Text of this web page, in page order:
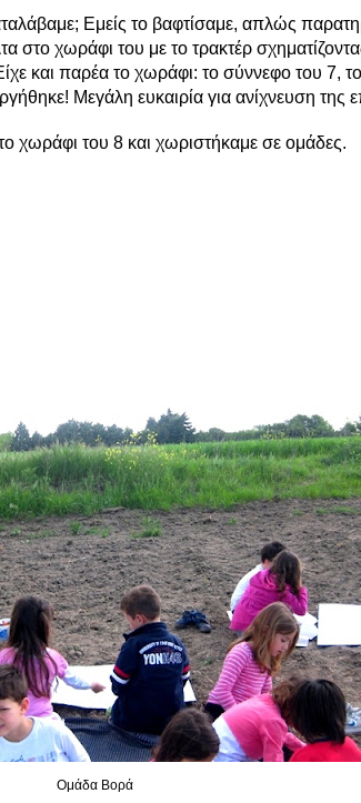
Εμείς το βαφτίσαμε, απλώς
στο χωράφι του με το τρακτέρ
και παρέα το χωράφι: το σύννεφο του 7,
Μεγάλη ευκαιρία για ανίχνευση της
χωράφι του 8 και χωριστήκαμε σε ομάδες.
Ομάδα Βορά